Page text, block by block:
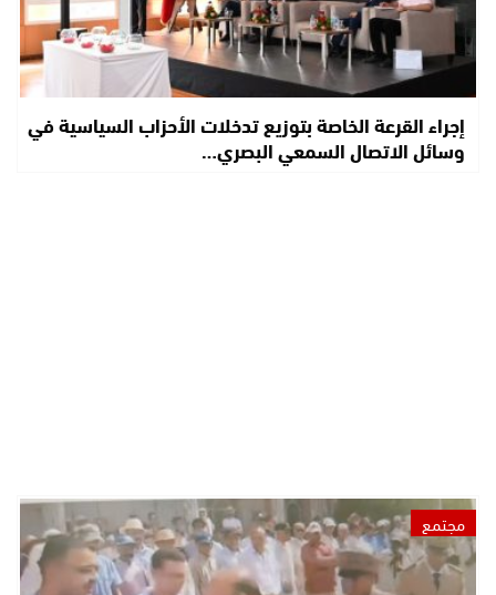
إجراء القرعة الخاصة بتوزيع تدخلات الأحزاب السياسية في
وسائل الاتصال السمعي البصري…
مجتمع